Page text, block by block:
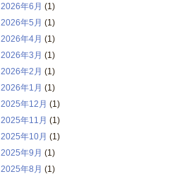
2026年6月 (1)
2026年5月 (1)
2026年4月 (1)
2026年3月 (1)
2026年2月 (1)
2026年1月 (1)
2025年12月 (1)
2025年11月 (1)
2025年10月 (1)
2025年9月 (1)
2025年8月 (1)